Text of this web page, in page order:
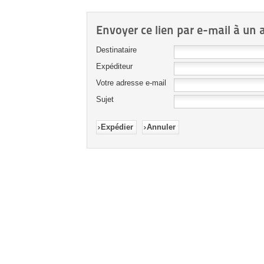
Envoyer ce lien par e-mail à un
Destinataire
Expéditeur
Votre adresse e-mail
Sujet
Expédier Annuler